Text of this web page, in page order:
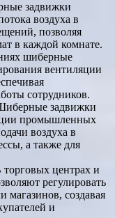
задвижки
воздуха в
позволяя
в каждой комнате.
шиберные
вентиляции
сотрудников.
задвижки
промышленных
воздуха в
а также для
торговых центрах и
регулировать
магазинов, создавая
и